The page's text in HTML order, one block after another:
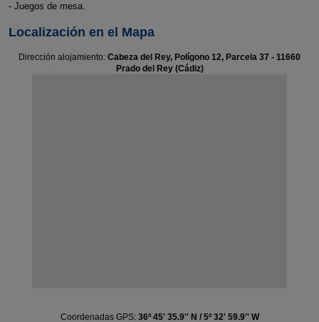
- Juegos de mesa.
Localización en el Mapa
Dirección alojamiento: Cabeza del Rey, Polígono 12, Parcela 37 - 11660
Prado del Rey (Cádiz)
Coordenadas GPS: 36º 45' 35.9'' N / 5º 32' 59.9'' W